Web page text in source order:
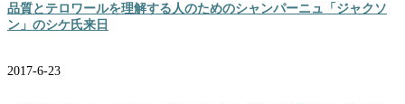
品質とテロワールを理解する人のためのシャンパーニュ「ジャクソ
ン」のシケ氏来日
2017-6-23